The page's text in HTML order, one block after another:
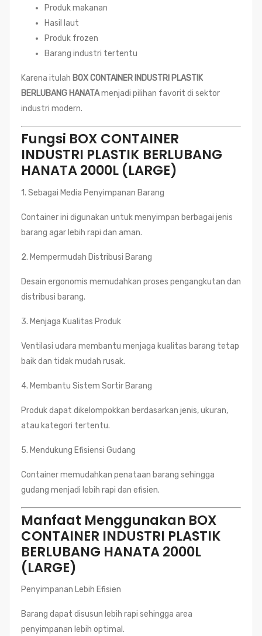
Produk makanan
Hasil laut
Produk frozen
Barang industri tertentu
Karena itulah BOX CONTAINER INDUSTRI PLASTIK
BERLUBANG HANATAmenjadi pilihan favorit di sektor
industri modern.
Fungsi BOX CONTAINER
INDUSTRI PLASTIK BERLUBANG
HANATA 2000L (LARGE)
1. Sebagai Media Penyimpanan Barang
Container ini digunakan untuk menyimpan berbagai jenis
barang agar lebih rapi dan aman.
2. Mempermudah Distribusi Barang
Desain ergonomis memudahkan proses pengangkutan dan
distribusi barang.
3. Menjaga Kualitas Produk
Ventilasi udara membantu menjaga kualitas barang tetap
baik dan tidak mudah rusak.
4. Membantu Sistem Sortir Barang
Produk dapat dikelompokkan berdasarkan jenis, ukuran,
atau kategori tertentu.
5. Mendukung Efisiensi Gudang
Container memudahkan penataan barang sehingga
gudang menjadi lebih rapi dan efisien.
Manfaat Menggunakan BOX
CONTAINER INDUSTRI PLASTIK
BERLUBANG HANATA 2000L
(LARGE)
Penyimpanan Lebih Efisien
Barang dapat disusun lebih rapi sehingga area
penyimpanan lebih optimal.